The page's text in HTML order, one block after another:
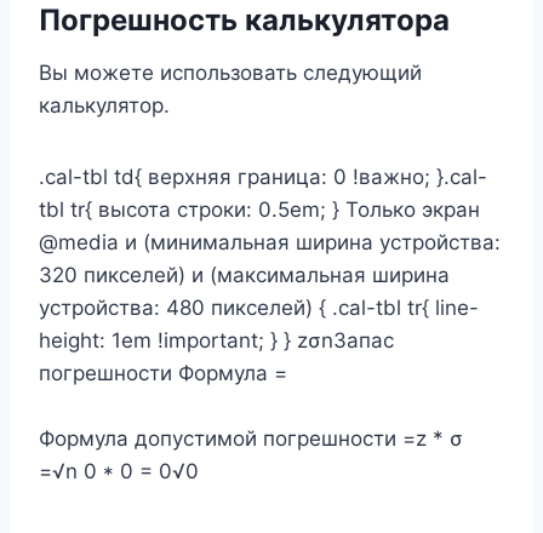
Погрешность калькулятора
Вы можете использовать следующий
калькулятор.
.cal-tbl td{ верхняя граница: 0 !важно; }.cal-
tbl tr{ высота строки: 0.5em; } Только экран
@media и (минимальная ширина устройства:
320 пикселей) и (максимальная ширина
устройства: 480 пикселей) { .cal-tbl tr{ line-
height: 1em !important; } } zσnЗапас
погрешности Формула =
Формула допустимой погрешности =z * σ
=√n 0 * 0 = 0√0